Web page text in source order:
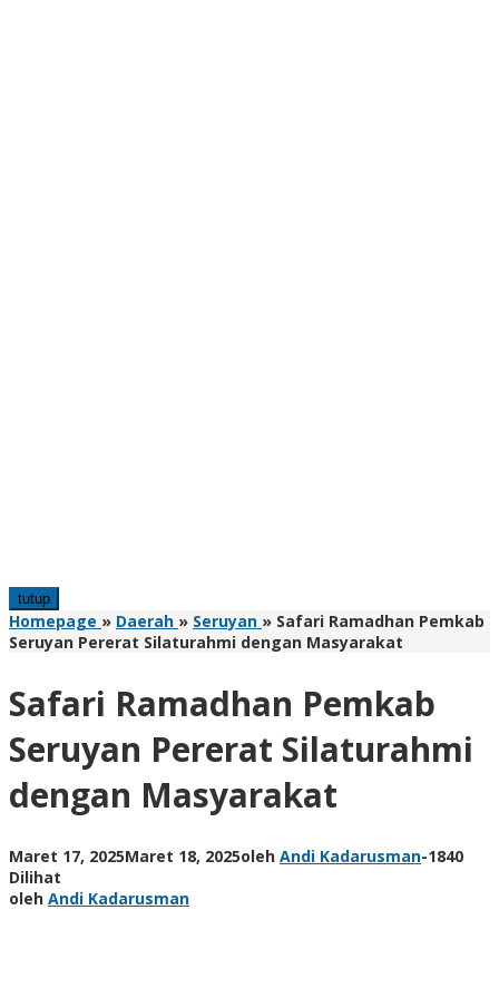
tutup
Homepage » Daerah » Seruyan » Safari Ramadhan Pemkab
Seruyan Pererat Silaturahmi dengan Masyarakat
Safari Ramadhan Pemkab
Seruyan Pererat Silaturahmi
dengan Masyarakat
Maret 17, 2025Maret 18, 2025oleh Andi Kadarusman-1840
Dilihat
oleh Andi Kadarusman